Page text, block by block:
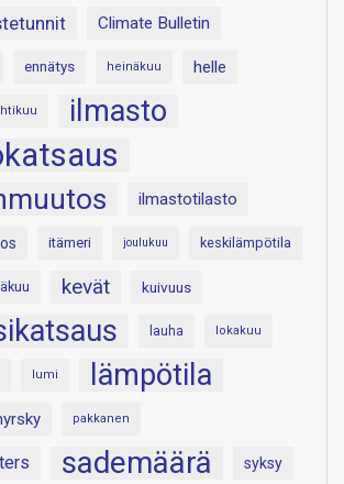
Climate Bulletin
ennätys heinäkuu helle
ilmasto
ilmastotilasto
itämeri joulukuu keskilämpötila
kevät kuivuus
lauha lokakuu
lumi lämpötila
pakkanen
sademäärä syksy